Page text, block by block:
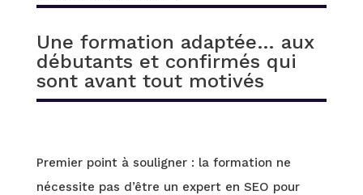
Une formation adaptée… aux
débutants et confirmés qui
sont avant tout motivés
Premier point à souligner : la formation ne
nécessite pas d’être un expert en SEO pour